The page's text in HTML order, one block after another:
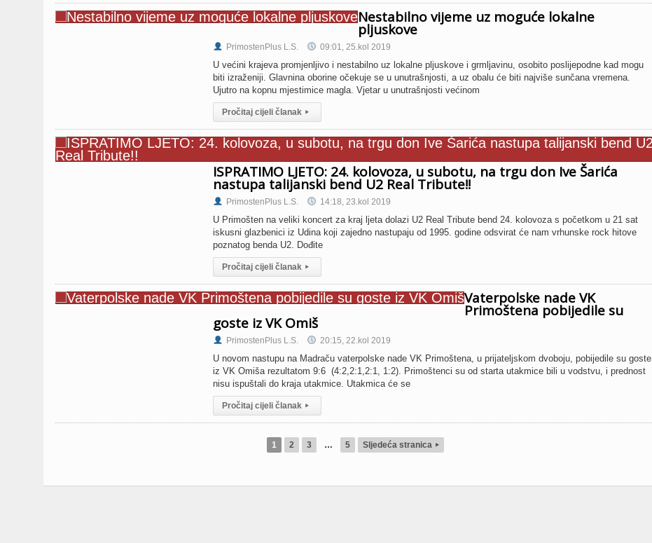
Nestabilno vijeme uz moguće lokalne
pljuskove
PrimostenPlus L.S. 09:01, 25.kol 2019
U većini krajeva promjenljivo i nestabilno uz lokalne pljuskove i grmljavinu, osobito poslijepodne kad mogu
biti izraženiji. Glavnina oborine očekuje se u unutrašnjosti, a uz obalu će biti najviše sunčana vremena.
Ujutro na kopnu mjestimice magla. Vjetar u unutrašnjosti većinom
Pročitaj cijeli članak ▸
ISPRATIMO LJETO: 24. kolovoza, u subotu, na trgu don Ive Šarića
nastupa talijanski bend U2 Real Tribute!!
PrimostenPlus L.S. 14:18, 23.kol 2019
U Primošten na veliki koncert za kraj ljeta dolazi U2 Real Tribute bend 24. kolovoza s početkom u 21 sat
iskusni glazbenici iz Udina koji zajedno nastupaju od 1995. godine odsvirat će nam vrhunske rock hitove
poznatog benda U2. Dođite
Pročitaj cijeli članak ▸
Vaterpolske nade VK
Primoštena pobijedile su
goste iz VK Omiš
PrimostenPlus L.S. 20:15, 22.kol 2019
U novom nastupu na Madraču vaterpolske nade VK Primoštena, u prijateljskom dvoboju, pobijedile su goste
iz VK Omiša rezultatom 9:6 (4:2,2:1,2:1, 1:2). Primoštenci su od starta utakmice bili u vodstvu, i prednost
nisu ispuštali do kraja utakmice. Utakmica će se
Pročitaj cijeli članak ▸
1 2 3 … 5 Sljedeća stranica ▸